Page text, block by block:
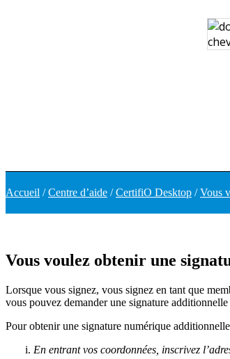
Accueil /Centre d’aide /CertifiO Desktop /Vous
Vous voulez obtenir une
Lorsque vous signez, vous signez en tant que
vous pouvez demander une signature additionnelle
Pour obtenir une signature numérique
En entrant vos coordonnées, inscrivez